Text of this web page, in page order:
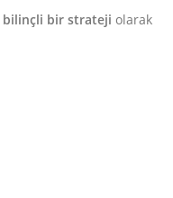
bilinçli bir strateji olarak